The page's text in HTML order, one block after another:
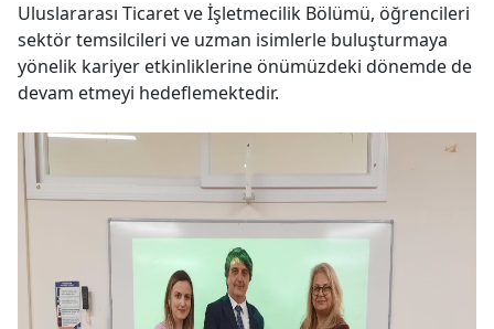
Uluslararası Ticaret ve İşletmecilik Bölümü, öğrencileri
sektör temsilcileri ve uzman isimlerle buluşturmaya
yönelik kariyer etkinliklerine önümüzdeki dönemde de
devam etmeyi hedeflemektedir.